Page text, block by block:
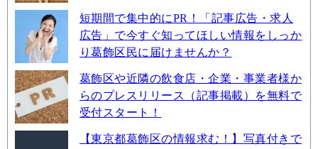
短期間で集中的にPR！「記事広告・求人
広告」で今すぐ知ってほしい情報をしっか
り葛飾区民に届けませんか？
葛飾区や近隣の飲食店・企業・事業者様か
らのプレスリリース（記事掲載）を無料で
受付スタート！
【東京都葛飾区の情報求む！】写真付きで